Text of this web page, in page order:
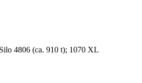
4806 (ca. 910 t); 1070 XL